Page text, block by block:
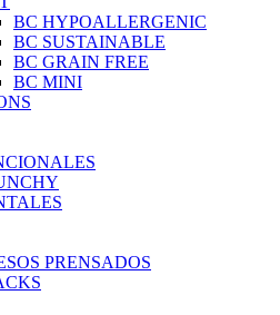
BC HYPOALLERGENIC
BC SUSTAINABLE
BC GRAIN FREE
BC MINI
PRENSADOS